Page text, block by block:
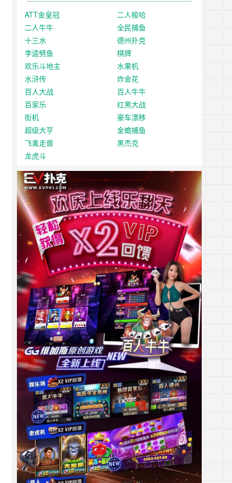
ATT金皇冠
二人梭哈
二人牛牛
全民捕鱼
十三水
德州扑克
李逵劈鱼
棋牌
欢乐斗地主
水果机
水浒传
炸金花
百人大战
百人牛牛
百家乐
红黑大战
街机
豪车漂移
超级大亨
金蟾捕鱼
飞禽走兽
黑杰克
龙虎斗